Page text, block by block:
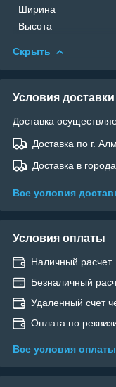
Ширина
Высота
Скрыть
Условия доставки
Доставка
Доставка по г.
Доставка в
Все условия
Условия оплаты
Наличный расчет.
Безналичный
Удаленный счет
Оплата по
Все условия оплаты